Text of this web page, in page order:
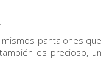
pantalones que
es precioso, un